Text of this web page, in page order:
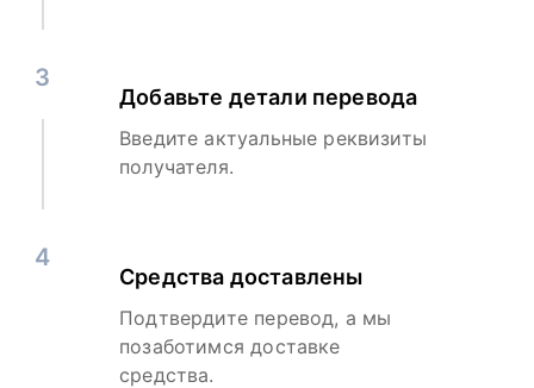
3
Добавьте детали перевода
Введите актуальные реквизиты
получателя.
4
Средства доставлены
Подтвердите перевод, а мы
позаботимся доставке
средства.